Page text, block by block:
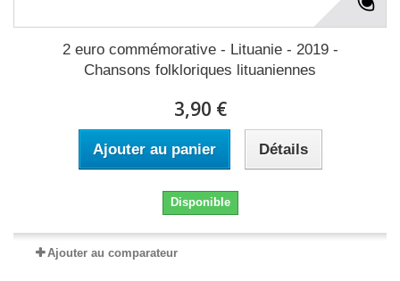
2 euro commémorative - Lituanie - 2019 -
Chansons folkloriques lituaniennes
3,90 €
Ajouter au panier Détails
Disponible
Ajouter au comparateur